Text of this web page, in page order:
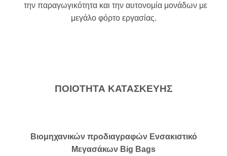
την παραγωγικότητα και την αυτονομία μονάδων με
μεγάλο φόρτο εργασίας.
ΠΟΙΟΤΗΤΑ ΚΑΤΑΣΚΕΥΗΣ
Βιομηχανικών προδιαγραφών Ενσακιστικό
Μεγασάκων Big Bags